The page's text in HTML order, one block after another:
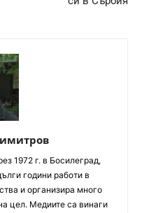
1972 г. в Босилеград,
години работи в
и организира много
цел. Медиите са винаги